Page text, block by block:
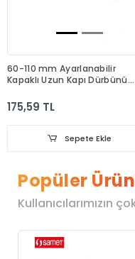
60-110 mm Ayarlanabilir
Kapaklı Uzun Kapı Dürbünü
175,59 TL
Sepete Ekle
Popüler
Kullanıcılarımızın